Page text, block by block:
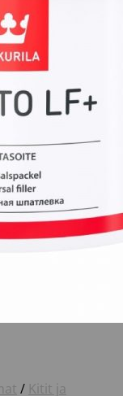
/ Kitit ja